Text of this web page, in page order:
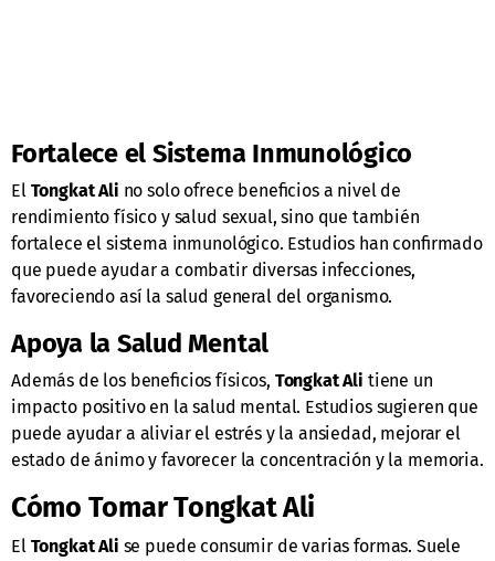
Fortalece el Sistema Inmunológico
El Tongkat Ali no solo ofrece beneficios a nivel de
rendimiento físico y salud sexual, sino que también
fortalece el sistema inmunológico. Estudios han confirmado
que puede ayudar a combatir diversas infecciones,
favoreciendo así la salud general del organismo.
Apoya la Salud Mental
Además de los beneficios físicos, Tongkat Ali tiene un
impacto positivo en la salud mental. Estudios sugieren que
puede ayudar a aliviar el estrés y la ansiedad, mejorar el
estado de ánimo y favorecer la concentración y la memoria.
Cómo Tomar Tongkat Ali
El Tongkat Ali se puede consumir de varias formas. Suele